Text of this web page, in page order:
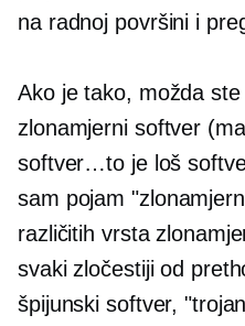
na radnoj površini i
Ako je tako, možda
zlonamjerni softver
softver…to je loš
sam pojam
različitih vrsta
svaki zločestiji od
špijunski softver,